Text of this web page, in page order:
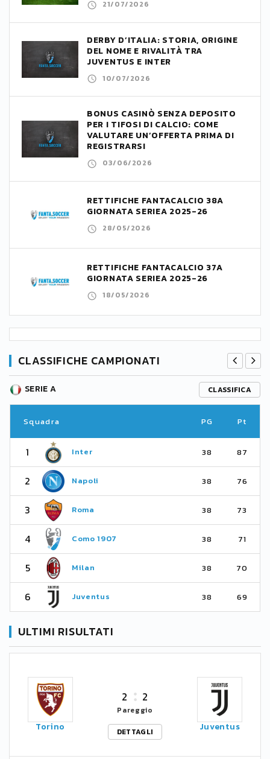
21/07/2026
DERBY D’ITALIA: STORIA, ORIGINE
DEL NOME E RIVALITÀ TRA
JUVENTUS E INTER
10/07/2026
BONUS CASINÒ SENZA DEPOSITO
PER I TIFOSI DI CALCIO: COME
VALUTARE UN’OFFERTA PRIMA DI
REGISTRARSI
03/06/2026
RETTIFICHE FANTACALCIO 38A
GIORNATA SERIEA 2025-26
28/05/2026
RETTIFICHE FANTACALCIO 37A
GIORNATA SERIEA 2025-26
18/05/2026
CLASSIFICHE CAMPIONATI
SERIE A CLASSIFICA
Squadra PG Pt
1 Inter 38 87
2 Napoli 38 76
3 Roma 38 73
4 Como 1907 38 71
5 Milan 38 70
6 Juventus 38 69
ULTIMI RISULTATI
Torino
2 2
Pareggio
DETTAGLI
Juventus